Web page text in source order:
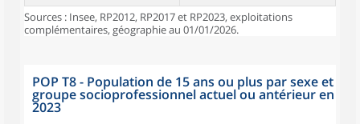
Sources : Insee, RP2012, RP2017 et RP2023, exploitations
complémentaires, géographie au 01/01/2026.
POP T8 - Population de 15 ans ou plus par sexe et
groupe socioprofessionnel actuel ou antérieur en
2023